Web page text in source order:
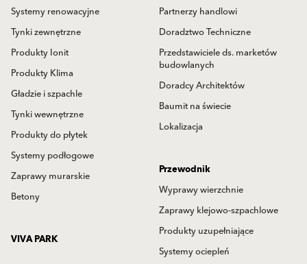
Systemy renowacyjne
Tynki zewnętrzne
Produkty Ionit
Produkty Klima
Gładzie i szpachle
Tynki wewnętrzne
Produkty do płytek
Systemy podłogowe
Zaprawy murarskie
Betony
Partnerzy handlowi
Doradztwo Techniczne
Przedstawiciele ds. marketów
budowlanych
Doradcy Architektów
Baumit na świecie
Lokalizacja
Przewodnik
Wyprawy wierzchnie
Zaprawy klejowo-szpachlowe
Produkty uzupełniające
Systemy ociepleń
VIVA PARK